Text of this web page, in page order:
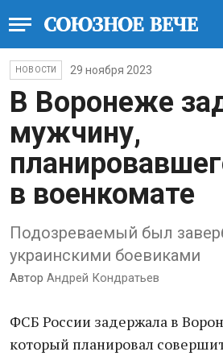
НОВОСТИ 29 ноября 2023
В Воронеже
мужчину,
в военкомате
Подозреваемый был
украинскими боевиками
Автор Андрей Кондратьев
ФСБ России задержала в
который планировал